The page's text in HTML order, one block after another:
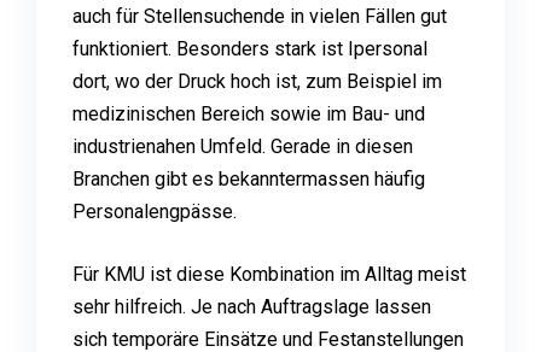
auch für Stellensuchende in vielen Fällen gut
funktioniert. Besonders stark ist Ipersonal
dort, wo der Druck hoch ist, zum Beispiel im
medizinischen Bereich sowie im Bau- und
industrienahen Umfeld. Gerade in diesen
Branchen gibt es bekanntermassen häufig
Personalengpässe.
Für KMU ist diese Kombination im Alltag meist
sehr hilfreich. Je nach Auftragslage lassen
sich temporäre Einsätze und Festanstellungen